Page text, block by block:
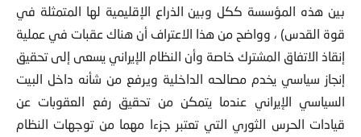
بين هذه المؤسسة ككل وبين الذراع الإقليمية لها المتمثلة في
قوة القدس) ، وواضح من هذا الاعتراف أن هناك عقبات في عملية
إنقاذ الاتفاق المشترك خاصة وأن النظام الإيراني يسعى إلى تحقيق
إنجاز سياسي يخدم مصالحه الداخلية ويرفع من شأنه داخل البيت
السياسي الإيراني عندما يتمكن من تحقيق رفع العقوبات عن
قيادات الحرس الثوري التي تعتبر جزءا مهما من توجهات النظام